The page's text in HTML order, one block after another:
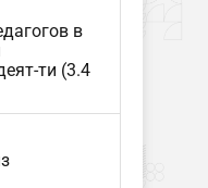
в
ти (3.4